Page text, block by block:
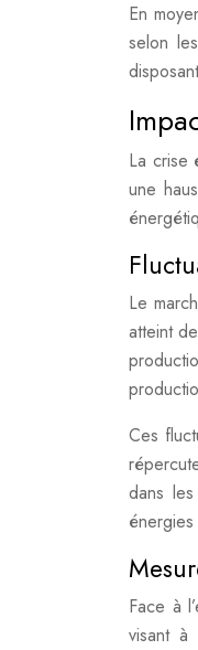
En
selon
La crise
une
Le
atteint
Ces
dans
Face à
visant à